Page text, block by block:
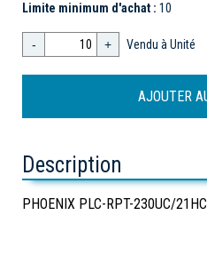
Limite minimum d'achat : 10
- + Vendu à Unité
Description
PHOENIX PLC-RPT-230UC/21HC